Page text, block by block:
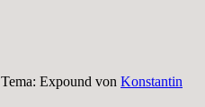
Tema: Expound von Konstantin